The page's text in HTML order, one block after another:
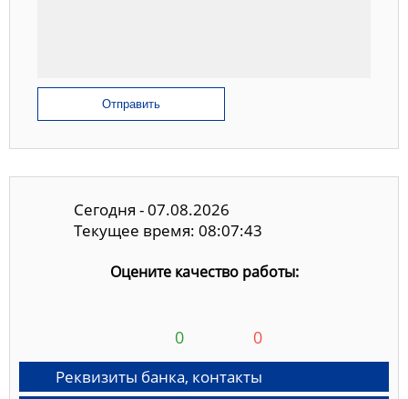
Отправить
Сегодня - 07.08.2026
Текущее время: 08:07:43
Оцените качество работы:
0 0
Реквизиты банка, контакты